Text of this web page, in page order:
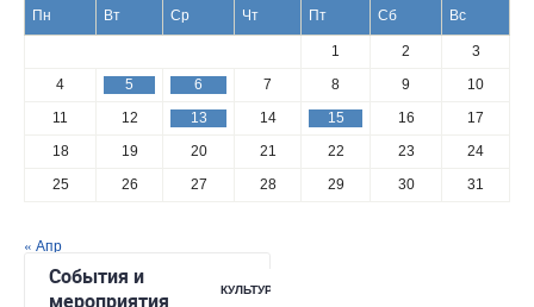
Пн
Вт Ср Чт Пт Сб Вс
1 2
3
4
5 6 7 8 9
10
11
12 13 14 15 16
17
18
19 20 21 22 23
24
25
26 27 28 29 30 31
« Апр